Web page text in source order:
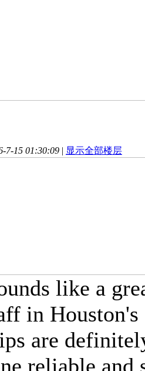
7-15 01:30:09 | 显示全部楼层
like a
in
are
reliable